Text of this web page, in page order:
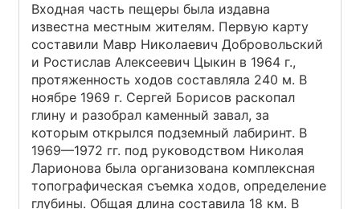
Входная часть пещеры была издавна
известна местным жителям. Первую карту
составили Мавр Николаевич Добровольский
и Ростислав Алексеевич Цыкин в 1964 г.,
протяженность ходов составляла 240 м. В
ноябре 1969 г. Сергей Борисов раскопал
глину и разобрал каменный завал, за
которым открылся подземный лабиринт. В
1969—1972 гг. под руководством Николая
Ларионова была организована комплексная
топографическая съемка ходов, определение
глубины. Общая длина составила 18 км. В